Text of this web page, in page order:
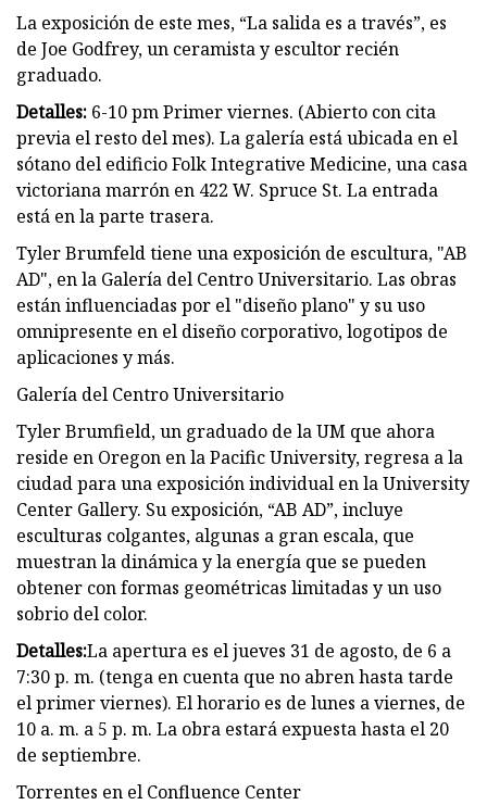
La exposición de este mes, “La salida es a través”, es
de Joe Godfrey, un ceramista y escultor recién
graduado.
Detalles: 6-10 pm Primer viernes. (Abierto con cita
previa el resto del mes). La galería está ubicada en el
sótano del edificio Folk Integrative Medicine, una casa
victoriana marrón en 422 W. Spruce St. La entrada
está en la parte trasera.
Tyler Brumfeld tiene una exposición de escultura, "AB
AD", en la Galería del Centro Universitario. Las obras
están influenciadas por el "diseño plano" y su uso
omnipresente en el diseño corporativo, logotipos de
aplicaciones y más.
Galería del Centro Universitario
Tyler Brumfield, un graduado de la UM que ahora
reside en Oregon en la Pacific University, regresa a la
ciudad para una exposición individual en la University
Center Gallery. Su exposición, “AB AD”, incluye
esculturas colgantes, algunas a gran escala, que
muestran la dinámica y la energía que se pueden
obtener con formas geométricas limitadas y un uso
sobrio del color.
Detalles:La apertura es el jueves 31 de agosto, de 6 a
7:30 p. m. (tenga en cuenta que no abren hasta tarde
el primer viernes). El horario es de lunes a viernes, de
10 a. m. a 5 p. m. La obra estará expuesta hasta el 20
de septiembre.
Torrentes en el Confluence Center